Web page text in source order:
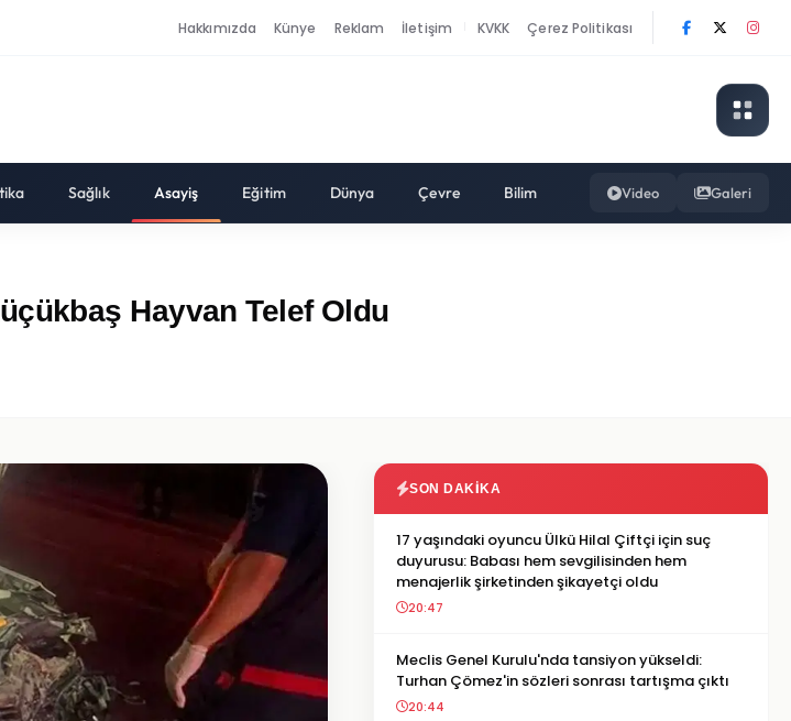
Hakkımızda Künye Reklam İletişim KVKK Çerez Politikası
Sağlık Asayiş Eğitim Dünya Çevre Bilim Video Galeri
Hayvan Telef Oldu
SON DAKIKA
17 yaşındaki oyuncu Ülkü Hilal Çiftçi için suç
duyurusu: Babası hem sevgilisinden hem
menajerlik şirketinden şikayetçi oldu
20:47
Meclis Genel Kurulu'nda tansiyon yükseldi:
Turhan Çömez'in sözleri sonrası tartışma çıktı
20:44